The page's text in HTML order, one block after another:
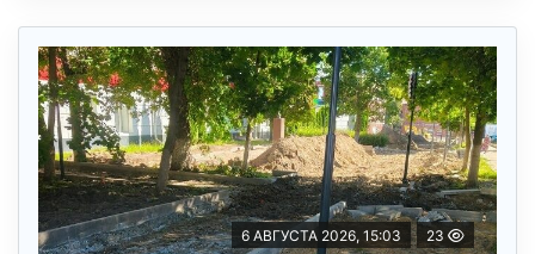
6 АВГУСТА 2026, 15:03 23